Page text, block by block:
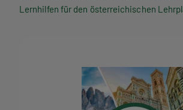
Lernhilfen für den österreichischen